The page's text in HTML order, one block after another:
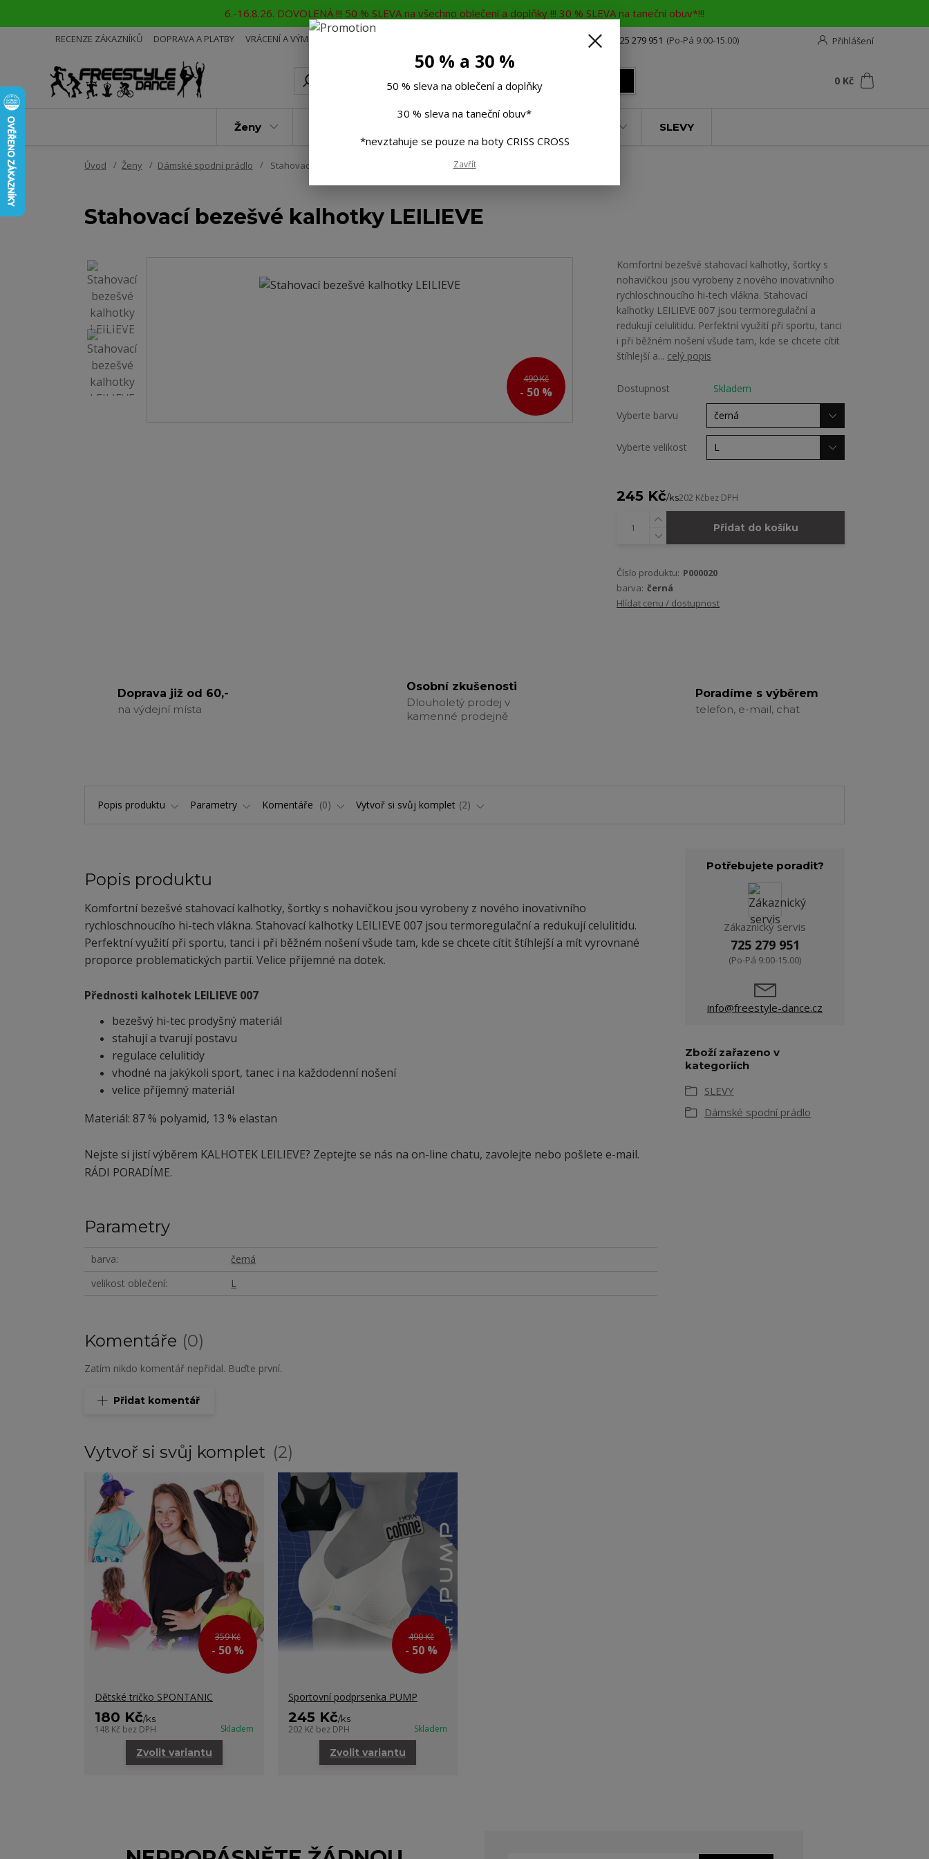
6.-16.8.26. DOVOLENÁ !!! 50 % SLEVA na všechno oblečení a doplňky !!! 30 % SLEVA na taneční obuv*!!!
RECENZE ZÁKAZNÍKŮ DOPRAVA A PLATBY VRÁCENÍ A VÝMĚNA Přihlášení
Rádi Vám poradíme 725 279 951 (Po-Pá 9:00-15.00)
0 Kč
Ženy SLEVY
Úvod Ženy Dámské spodní prádlo Stahovací bezešvé kalhotky LEILIEVE
Stahovací bezešvé kalhotky LEILIEVE
490 Kč
- 50 %
Komfortní bezešvé stahovací kalhotky, šortky s
nohavičkou jsou vyrobeny z nového inovativního
rychloschnoucího hi-tech vlákna. Stahovací
kalhotky LEILIEVE 007 jsou termoregulační a
redukují celulitidu. Perfektní využití při sportu, tanci
i při běžném nošení všude tam, kde se chcete cítit
štíhlejší a... celý popis
Dostupnost Skladem
Vyberte barvu
Vyberte velikost
245 Kč/ks202 Kčbez DPH
Přidat do košíku
Číslo produktu: P000020
barva: černá
Hlídat cenu / dostupnost
Doprava již od 60,-
na výdejní místa
Osobní zkušenosti
Dlouholetý prodej v
kamenné prodejně
Poradíme s výběrem
telefon, e-mail, chat
Popis produktu Parametry Komentáře 0 Vytvoř si svůj komplet 2
Popis produktu
Komfortní bezešvé stahovací kalhotky, šortky s nohavičkou jsou vyrobeny z nového inovativního
rychloschnoucího hi-tech vlákna. Stahovací kalhotky LEILIEVE 007 jsou termoregulační a redukují celulitidu.
Perfektní využití při sportu, tanci i při běžném nošení všude tam, kde se chcete cítit štíhlejší a mít vyrovnané
proporce problematických partií. Velice příjemné na dotek.
Přednosti kalhotek LEILIEVE 007
bezešvý hi-tec prodyšný materiál
stahují a tvarují postavu
regulace celulitidy
vhodné na jakýkoli sport, tanec i na každodenní nošení
velice příjemný materiál
Materiál: 87 % polyamid, 13 % elastan
Nejste si jistí výběrem KALHOTEK LEILIEVE? Zeptejte se nás na on-line chatu, zavolejte nebo pošlete e-mail.
RÁDI PORADÍME.
Parametry
barva
černá
velikost oblečení
L
Komentáře 0
Zatím nikdo komentář nepřidal. Buďte první.
Přidat komentář
Potřebujete poradit?
Zákaznický servis
725 279 951
(Po-Pá 9:00-15.00)
info@freestyle-dance.cz
Zboží zařazeno v
kategoriích
SLEVY
Dámské spodní prádlo
Vytvoř si svůj komplet 2
359 Kč
- 50 %
Dětské tričko SPONTANIC
180 Kč/ks
148 Kč bez DPH Skladem
Zvolit variantu
490 Kč
- 50 %
Sportovní podprsenka PUMP
245 Kč/ks
202 Kč bez DPH Skladem
Zvolit variantu
50 % a 30 %
50 % sleva na oblečení a doplňky
30 % sleva na taneční obuv*
*nevztahuje se pouze na boty CRISS CROSS
Zavřít